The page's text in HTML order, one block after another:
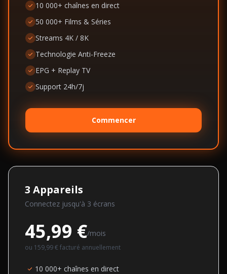
10 000+ chaînes en direct
50 000+ Films & Séries
Streams 4K / 8K
Technologie Anti-Freeze
EPG + Replay TV
Support 24h/7j
Commencer
3 Appareils
Connectez jusqu'à 3 écrans
45,99 €/mois
ou 159,99 € facturé annuellement
10 000+ chaînes en direct